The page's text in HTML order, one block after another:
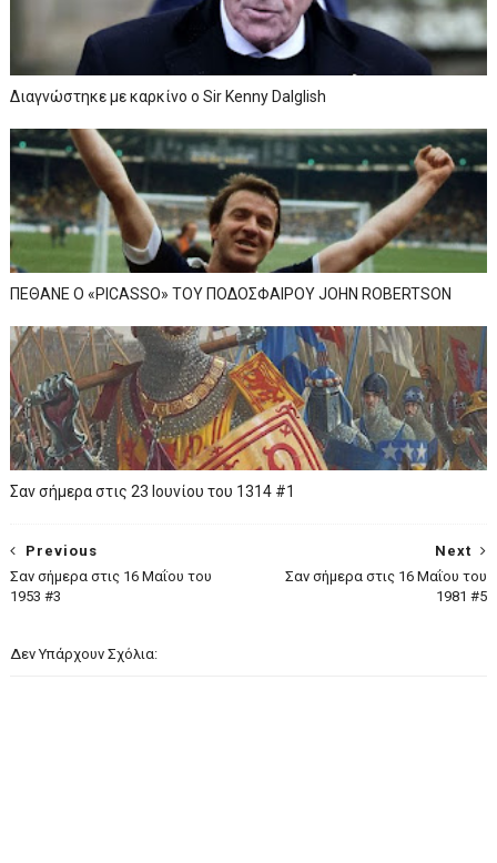
Διαγνώστηκε με καρκίνο ο Sir Kenny Dalglish
ΠΕΘΑΝΕ Ο «PICASSO» TOY ΠΟΔΟΣΦΑΙΡΟΥ JOHN ROBERTSON
Σαν σήμερα στις 23 Ιουνίου του 1314 #1
Next
Σαν σήμερα στις 16 Μαΐου του
1981 #5
Previous
Σαν σήμερα στις 16 Μαΐου του
1953 #3
Δεν Υπάρχουν Σχόλια: